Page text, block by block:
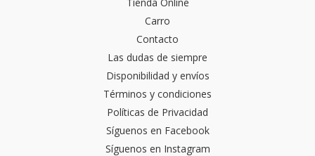
Carro
Contacto
Las dudas de siempre
Disponibilidad y envíos
Términos y condiciones
Políticas de Privacidad
Síguenos en Facebook
Síguenos en Instagram